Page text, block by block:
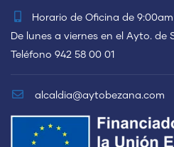
Horario de Oficina de
De lunes a viernes en el Ayto. de
Teléfono 942 58 00 01
alcaldia@aytobezana.com